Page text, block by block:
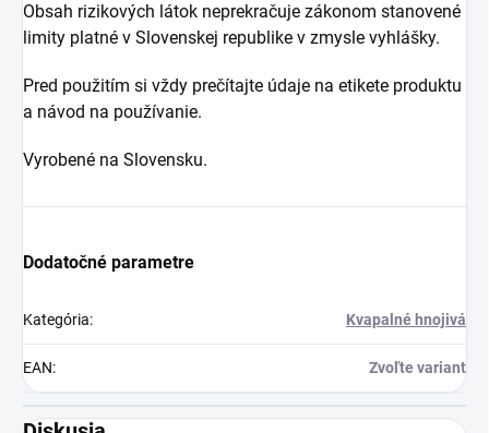
Obsah rizikových látok neprekračuje zákonom stanovené
limity platné v Slovenskej republike v zmysle vyhlášky.
Pred použitím si vždy prečítajte údaje na etikete produktu
a návod na používanie.
Vyrobené na Slovensku.
Dodatočné parametre
Kategória: Kvapalné hnojivá
EAN: Zvoľte variant